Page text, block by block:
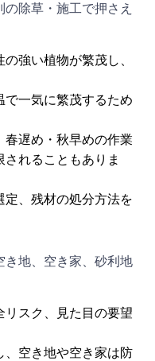
除草・施工で押さえ
強い植物が繁茂し、
で一気に繁茂するため
遅め・秋早めの作業
れることもありま
、残材の処分方法を
き地、空き家、砂利地
スク、見た目の要望
、空き地や空き家は防